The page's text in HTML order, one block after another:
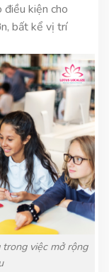
kiện cho
bất kể vị trí
việc mở rộng